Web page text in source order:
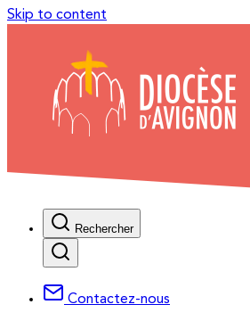
Skip to content
Rechercher
Contactez-nous